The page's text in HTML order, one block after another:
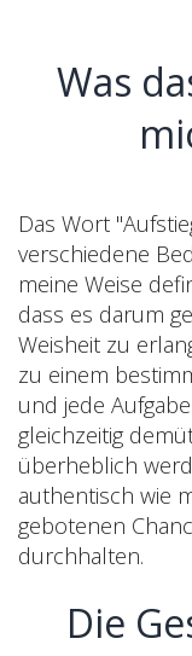
Was
Das Wort
verschiedene
meine Weise
dass es darum
Weisheit zu
zu einem
und jede
gleichzeitig
überheblich
authentisch wie
gebotenen
durchhalten.
Die